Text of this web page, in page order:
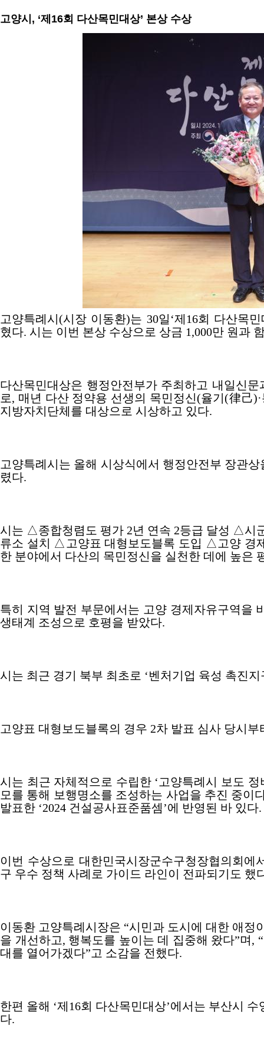
고양시, ‘제16회 다산목민대상’ 본상 수상
고양특례시 (시장 이동환)는 30일 ‘제 16회 다산목민
혔다. 시는 이번 본상 수상으로 상금 1,000만 원과
다산목민대상은 행정안전부가 주최하고 내일신
로, 매년 다산 정약용 선생의 목민정신(율기 (律己)·
지방자치단체를 대상으로 시상하고 있다.
고양특례시는 올해 시상식에서 행정안전부 장관상
렸다.
시는 △종합청렴도 평가 2년 연속 2등급 달성 △시
류소 설치
△ 고양표 대형보도블록 도입 △ 고양 경
한 분야에서 다산의 목민정신을 실천한 데에 높은
특히 지역 발전 부문에서는 고양 경제자유구역을
생태계 조성으로 호평을 받았다.
시는 최근 경기 북부 최초로 ‘벤처기업 육성 촉진지
고양표 대형보도블록의 경우 2차 발표 심사 당시
시는 최근 자체적으로 수립한 ‘ 고양특례시 보도
모를 통해 보행명소를 조성하는 사업을 추진 중이
발표한 ‘2024 건설공사표준품셈’에 반영된 바 있다.
이번 수상으로 대한민국시장군수구청장협의회에
구 우수 정책 사례로 가이드 라인이 전파되기도 했
이동환 고양특례시장은 “시민과 도시에 대한 애정
을 개선하고, 행복도를 높이는 데 집중해 왔다”며 , “
대를 열어가겠다”고 소감을 전했다.
한편 올해 ‘제 16회 다산목민대상’에서는 부산시 수
다.